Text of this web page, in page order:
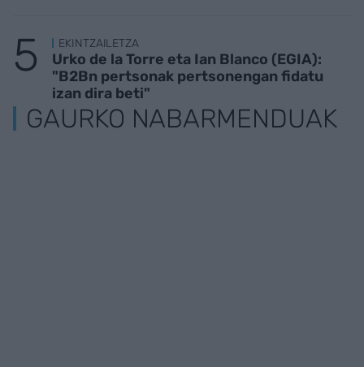
EKINTZAILETZA
Urko de la Torre eta Ian Blanco (EGIA):
"B2Bn pertsonak pertsonengan fidatu
izan dira beti"
GAURKO NABARMENDUAK